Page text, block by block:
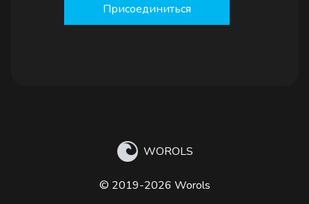
Присоединиться
WOROLS
© 2019-2026 Worols